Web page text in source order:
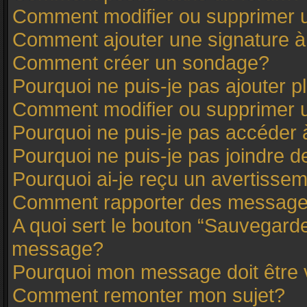
Comment modifier ou supprimer
Comment ajouter une signature
Comment créer un sondage?
Pourquoi ne puis-je pas ajouter
Comment modifier ou supprimer
Pourquoi ne puis-je pas accéder
Pourquoi ne puis-je pas joindre
Pourquoi ai-je reçu un
Comment rapporter des
A quoi sert le bouton
message?
Pourquoi mon message doit être
Comment remonter mon sujet?